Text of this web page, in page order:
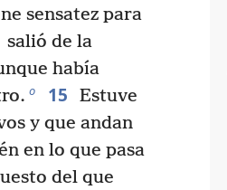
sensatez para
salió de la
había
o 15
Estuve
y que andan
en lo que pasa
del que